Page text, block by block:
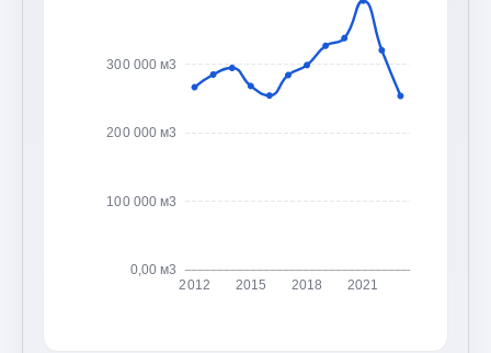
0,00 м3
100 000 м3
200 000 м3
300 000 м3
2012 2015 2018 2021